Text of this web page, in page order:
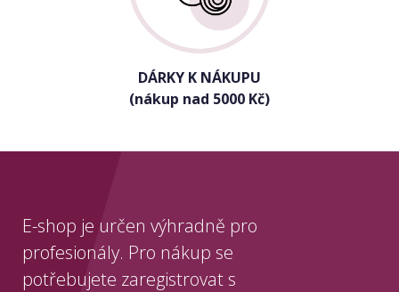
DÁRKY K NÁKUPU
(nákup nad 5000 Kč)
E-shop je určen výhradně pro
profesionály. Pro nákup se
potřebujete zaregistrovat s